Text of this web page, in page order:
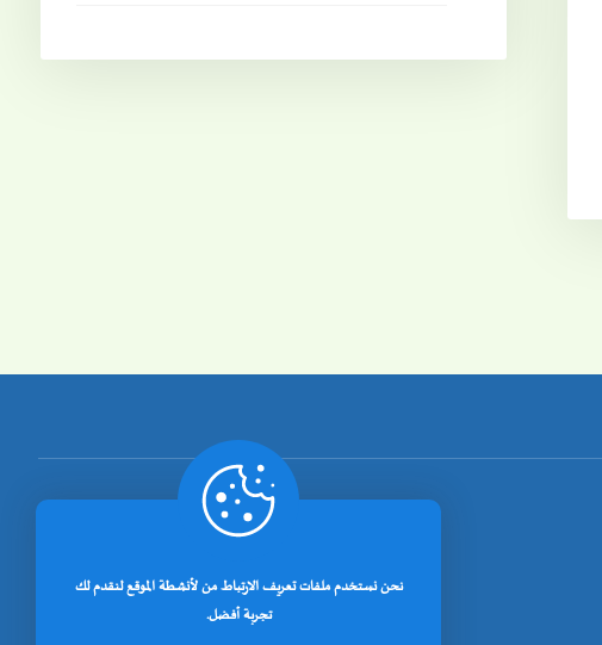
نحن نستخدم ملفات تعريف الارتباط من لأنشطة الموقع لنقدم لك
تجربة أفضل.